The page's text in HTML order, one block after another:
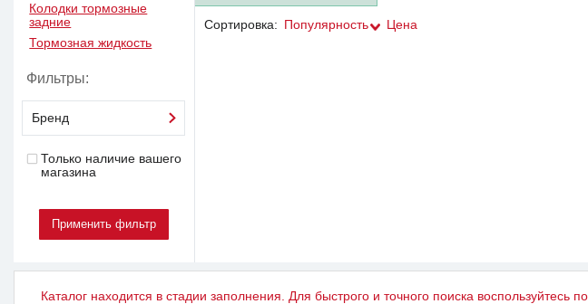
Колодки тормозные
задние
Тормозная жидкость
Фильтры:
Бренд
Только наличие вашего
магазина
Сортировка: Популярность Цена
Каталог находится в стадии заполнения. Для быстрого и точного поиска воспользуйтесь